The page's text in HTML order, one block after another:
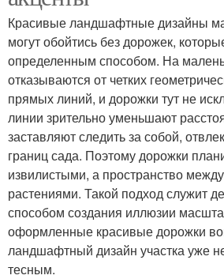
Красивые ландшафтные дизайны
могут обойтись без дорожек,
определенным способом. На
отказываются от четких
прямых линий, и дорожки тут не
линии зрительно уменьшают
заставляют следить за собой,
границ сада. Поэтому дорожки
извилистыми, а пространство
растениями. Такой подход служит
способом создания иллюзии
оформленные красивые дорожки
ландшафтный дизайн участка уже
тесным.